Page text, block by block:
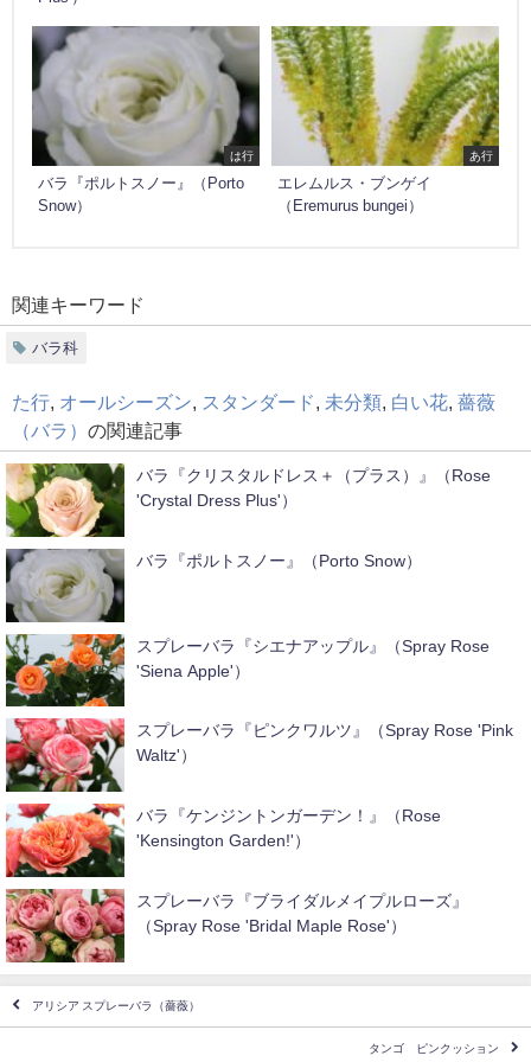
は行
バラ『ポルトスノー』（Porto
Snow）
あ行
エレムルス・ブンゲイ
（Eremurus bungei）
関連キーワード
バラ科
た行 オールシーズン スタンダード 未分類 白い花 薔薇
（バラ） の関連記事
バラ『クリスタルドレス＋（プラス）』（Rose
'Crystal Dress Plus'）
バラ『ポルトスノー』（Porto Snow）
スプレーバラ『シエナアップル』（Spray Rose
'Siena Apple'）
スプレーバラ『ピンクワルツ』（Spray Rose 'Pink
Waltz'）
バラ『ケンジントンガーデン！』（Rose
'Kensington Garden!'）
スプレーバラ『ブライダルメイプルローズ』
（Spray Rose 'Bridal Maple Rose'）
アリシア スプレーバラ（薔薇）
タンゴ ピンクッション